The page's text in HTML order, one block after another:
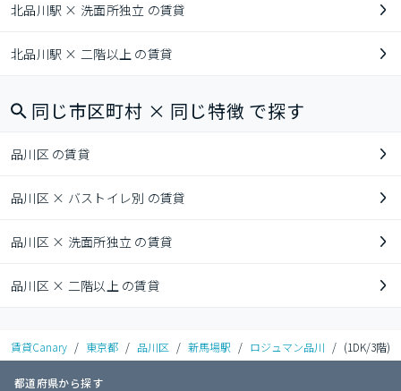
北品川駅 × 洗面所独立 の賃貸
北品川駅 × 二階以上 の賃貸
同じ市区町村 × 同じ特徴 で探す
品川区 の賃貸
品川区 × バストイレ別 の賃貸
品川区 × 洗面所独立 の賃貸
品川区 × 二階以上 の賃貸
賃貸Canary / 東京都 / 品川区 / 新馬場駅 / ロジュマン品川 / (1DK/3階)
都道府県から探す